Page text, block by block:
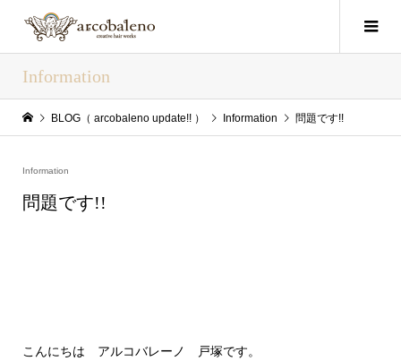
Information
BLOG（ arcobaleno update!! ） Information 問題です!!
Information
問題です!!
こんにちは アルコバレーノ 戸塚です。